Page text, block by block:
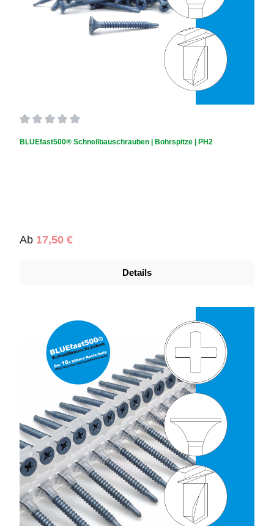
BLUEfast500® Schnellbauschrauben | Bohrspitze | PH2
Regulärer Preis:
Ab 17,50 €
Details